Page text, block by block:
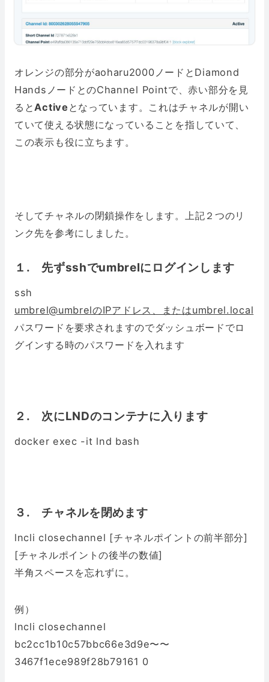
オレンジの部分がaoharu2000ノードとDiamond
HandsノードとのChannel Pointで、赤い部分を見
るとActive となっています。これはチャネルが開い
ていて使える状態になっていることを指していて、
この表示も役に立ちます。
そしてチャネルの閉鎖操作をします。上記２つのリ
ンク先を参考にしました。
１. 先ずsshでumbrelにログインします
ssh
umbrel@umbrelのIPアドレス、またはumbrel.local
パスワードを要求されますのでダッシュボードでロ
グインする時のパスワードを入れます
２. 次にLNDのコンテナに入ります
docker exec -it lnd bash
３. チャネルを閉めます
lncli closechannel [チャネルポイントの前半部分]
[チャネルポイントの後半の数値]
半角スペースを忘れずに。
例）
lncli closechannel
bc2cc1b10c57bbc66e3d9e〜〜
3467f1ece989f28b79161 0